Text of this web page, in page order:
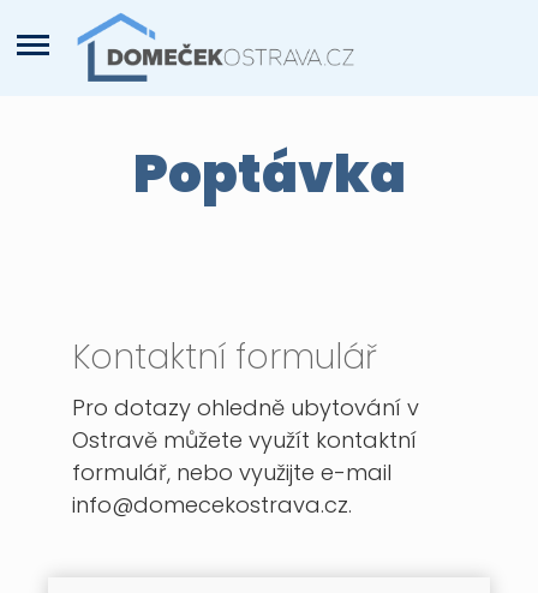
Poptávka
Kontaktní formulář
Pro dotazy ohledně ubytování v
Ostravě můžete využít kontaktní
formulář, nebo využijte e-mail
info@domecekostrava.cz.